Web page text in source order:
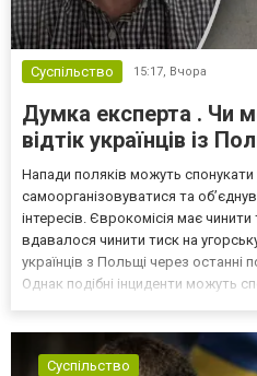
Суспільство 15:17, Вчора
Думка експерта . Чи
відтік українців із
Напади поляків можуть спонукати
самоорганізовуватися та
інтересів. Єврокомісія має
вдавалося чинити тиск на
українців з Польщі через останні
Однак подібні інциденти можуть
Суспільство